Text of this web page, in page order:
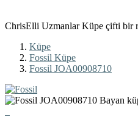
ChrisElli Uzmanlar Küpe çifti bir
Küpe
Fossil Küpe
Fossil JOA00908710